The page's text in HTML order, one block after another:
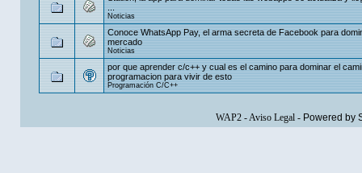
...
Noticias
Conoce WhatsApp Pay, el arma secreta de Facebook para
mercado
Noticias
por que aprender c/c++ y cual es el camino para dominar el
programacion para vivir de esto
Programación C/C++
WAP2-Aviso Legal- Powered by